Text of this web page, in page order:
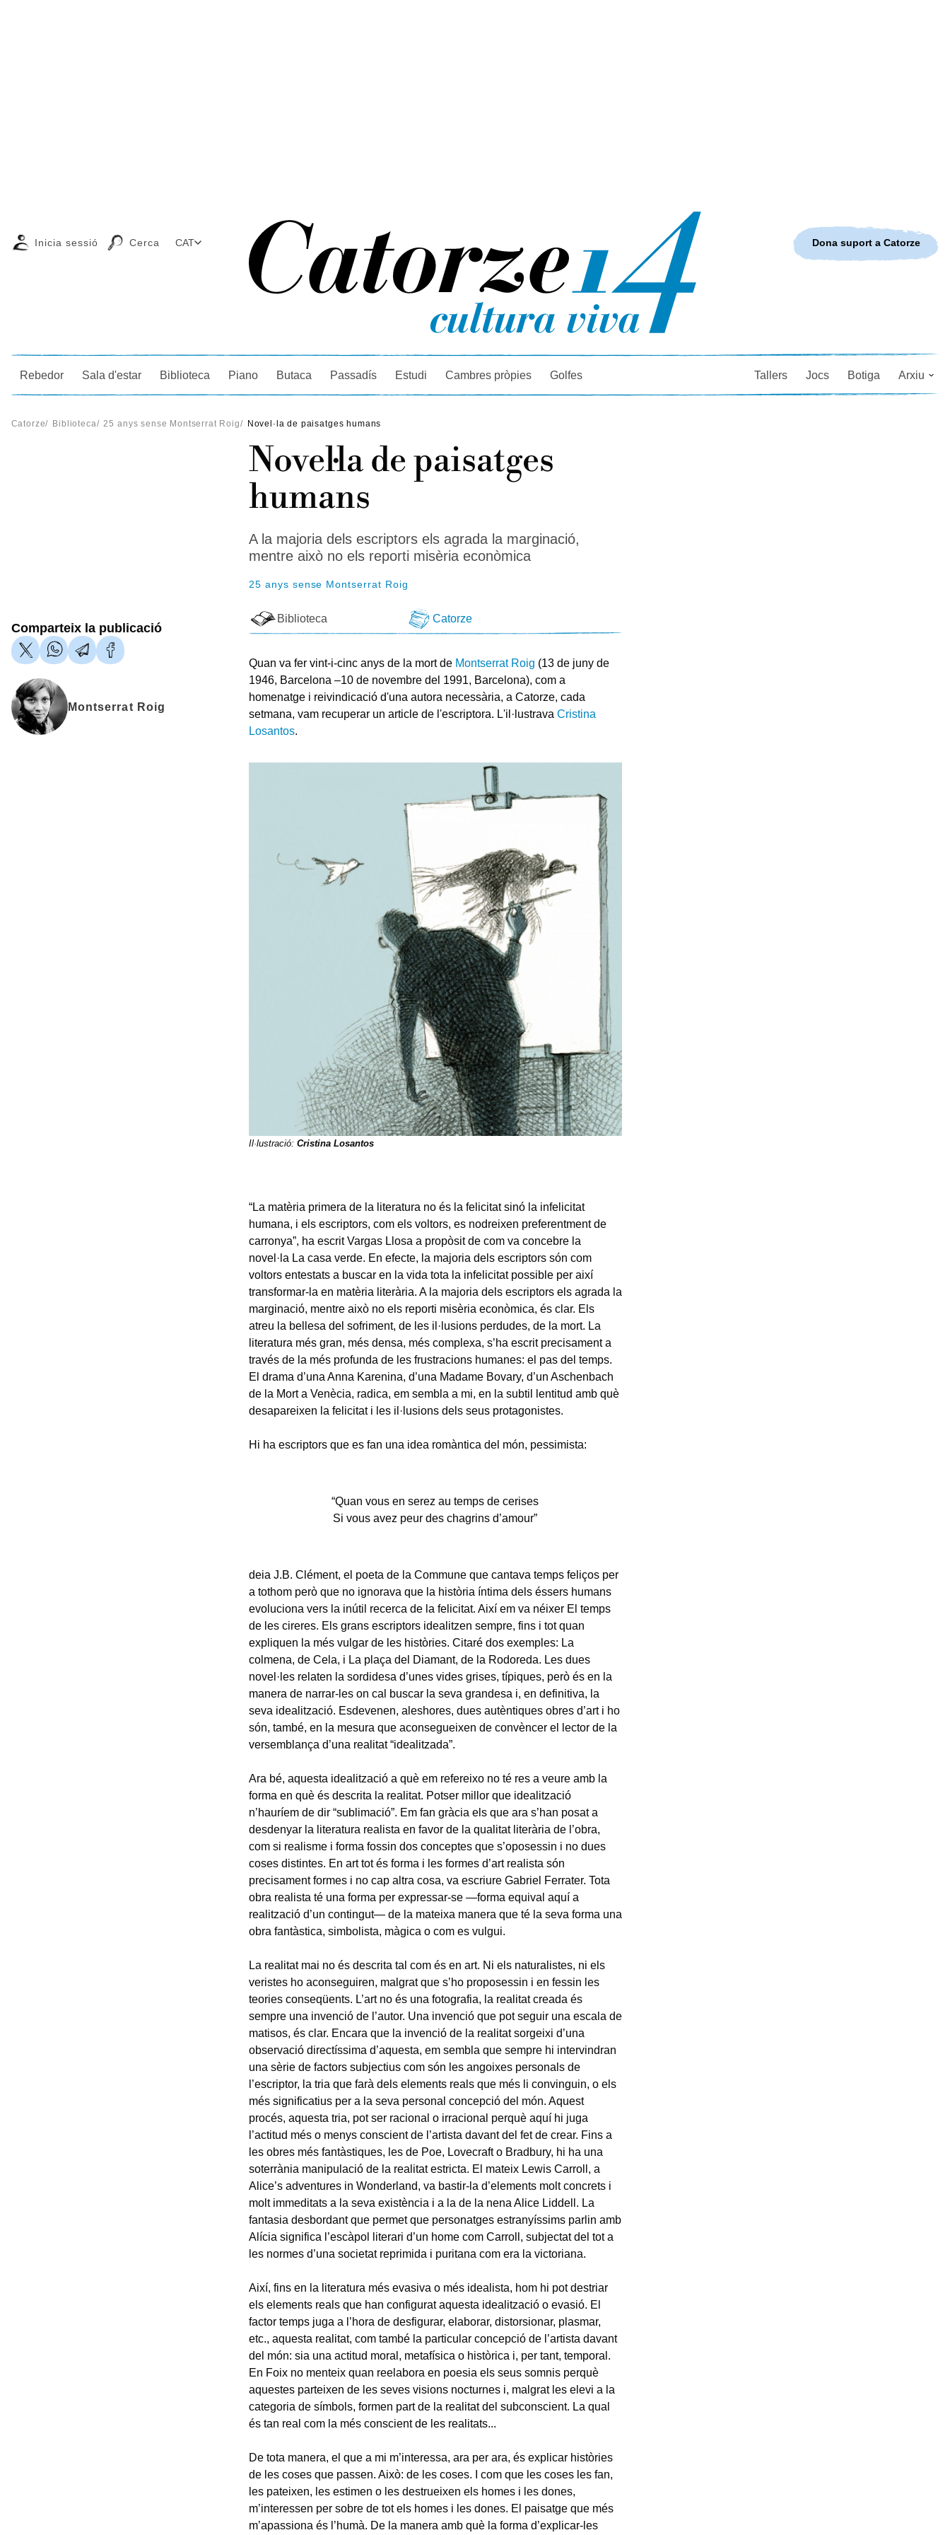
Cercador
Inicia sessió Cerca CAT
Rebedor Sala d'estar Biblioteca Piano Butaca Passadís Estudi Cambres pròpies Golfes Tallers Jocs Botiga Arxiu
Dona suport a Catorze
Catorze/ Biblioteca/ 25 anys sense Montserrat Roig/ Novel·la de paisatges humans
Novel·la de paisatges
humans
A la majoria dels escriptors els agrada la marginació,
mentre això no els reporti misèria econòmica
25 anys sense Montserrat Roig
Biblioteca Catorze
Comparteix la publicació
Montserrat Roig
Quan va fer vint-i-cinc anys de la mort de Montserrat Roig (13 de juny de
1946, Barcelona –10 de novembre del 1991, Barcelona), com a
homenatge i reivindicació d'una autora necessària, a Catorze, cada
setmana, vam recuperar un article de l'escriptora. L'il·lustrava Cristina
Losantos.
Il·lustració: Cristina Losantos
“La matèria primera de la literatura no és la felicitat sinó la infelicitat
humana, i els escriptors, com els voltors, es nodreixen preferentment de
carronya”, ha escrit Vargas Llosa a propòsit de com va concebre la
novel·la La casa verde. En efecte, la majoria dels escriptors són com
voltors entestats a buscar en la vida tota la infelicitat possible per així
transformar-la en matèria literària. A la majoria dels escriptors els agrada la
marginació, mentre això no els reporti misèria econòmica, és clar. Els
atreu la bellesa del sofriment, de les il·lusions perdudes, de la mort. La
literatura més gran, més densa, més complexa, s’ha escrit precisament a
través de la més profunda de les frustracions humanes: el pas del temps.
El drama d’una Anna Karenina, d’una Madame Bovary, d’un Aschenbach
de la Mort a Venècia, radica, em sembla a mi, en la subtil lentitud amb què
desapareixen la felicitat i les il·lusions dels seus protagonistes.
Hi ha escriptors que es fan una idea romàntica del món, pessimista:
“Quan vous en serez au temps de cerises
Si vous avez peur des chagrins d’amour”
deia J.B. Clément, el poeta de la Commune que cantava temps feliços per
a tothom però que no ignorava que la història íntima dels éssers humans
evoluciona vers la inútil recerca de la felicitat. Així em va néixer El temps
de les cireres. Els grans escriptors idealitzen sempre, fins i tot quan
expliquen la més vulgar de les històries. Citaré dos exemples: La
colmena, de Cela, i La plaça del Diamant, de la Rodoreda. Les dues
novel·les relaten la sordidesa d’unes vides grises, típiques, però és en la
manera de narrar-les on cal buscar la seva grandesa i, en definitiva, la
seva idealització. Esdevenen, aleshores, dues autèntiques obres d’art i ho
són, també, en la mesura que aconsegueixen de convèncer el lector de la
versemblança d’una realitat “idealitzada”.
Ara bé, aquesta idealització a què em refereixo no té res a veure amb la
forma en què és descrita la realitat. Potser millor que idealització
n’hauríem de dir “sublimació”. Em fan gràcia els que ara s’han posat a
desdenyar la literatura realista en favor de la qualitat literària de l’obra,
com si realisme i forma fossin dos conceptes que s’oposessin i no dues
coses distintes. En art tot és forma i les formes d’art realista són
precisament formes i no cap altra cosa, va escriure Gabriel Ferrater. Tota
obra realista té una forma per expressar-se —forma equival aquí a
realització d’un contingut— de la mateixa manera que té la seva forma una
obra fantàstica, simbolista, màgica o com es vulgui.
La realitat mai no és descrita tal com és en art. Ni els naturalistes, ni els
veristes ho aconseguiren, malgrat que s’ho proposessin i en fessin les
teories conseqüents. L’art no és una fotografia, la realitat creada és
sempre una invenció de l’autor. Una invenció que pot seguir una escala de
matisos, és clar. Encara que la invenció de la realitat sorgeixi d’una
observació directíssima d’aquesta, em sembla que sempre hi intervindran
una sèrie de factors subjectius com són les angoixes personals de
l’escriptor, la tria que farà dels elements reals que més li convinguin, o els
més significatius per a la seva personal concepció del món. Aquest
procés, aquesta tria, pot ser racional o irracional perquè aquí hi juga
l’actitud més o menys conscient de l’artista davant del fet de crear. Fins a
les obres més fantàstiques, les de Poe, Lovecraft o Bradbury, hi ha una
soterrània manipulació de la realitat estricta. El mateix Lewis Carroll, a
Alice’s adventures in Wonderland, va bastir-la d’elements molt concrets i
molt immeditats a la seva existència i a la de la nena Alice Liddell. La
fantasia desbordant que permet que personatges estranyíssims parlin amb
Alícia significa l’escàpol literari d’un home com Carroll, subjectat del tot a
les normes d’una societat reprimida i puritana com era la victoriana.
Així, fins en la literatura més evasiva o més idealista, hom hi pot destriar
els elements reals que han configurat aquesta idealització o evasió. El
factor temps juga a l’hora de desfigurar, elaborar, distorsionar, plasmar,
etc., aquesta realitat, com també la particular concepció de l’artista davant
del món: sia una actitud moral, metafísica o històrica i, per tant, temporal.
En Foix no menteix quan reelabora en poesia els seus somnis perquè
aquestes parteixen de les seves visions nocturnes i, malgrat les elevi a la
categoria de símbols, formen part de la realitat del subconscient. La qual
és tan real com la més conscient de les realitats...
De tota manera, el que a mi m’interessa, ara per ara, és explicar històries
de les coses que passen. Això: de les coses. I com que les coses les fan,
les pateixen, les estimen o les destrueixen els homes i les dones,
m’interessen per sobre de tot els homes i les dones. El paisatge que més
m’apassiona és l’humà. De la manera amb què la forma d’explicar-les